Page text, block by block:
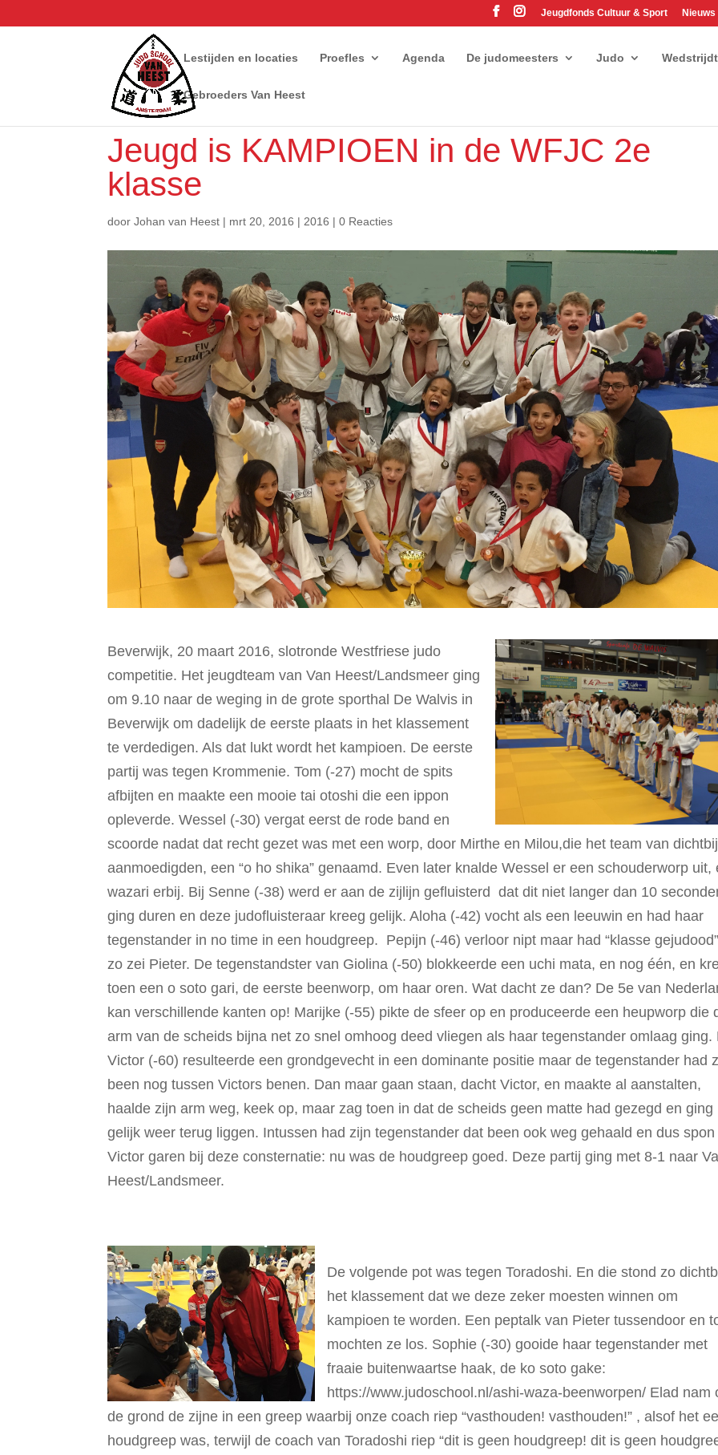
Jeugdfonds Cultuur & Sport Nieuws
Lestijden en locaties Proefles Agenda De judomeesters Judo
Gebroeders Van Heest
Jeugd is KAMPIOEN in de WFJC 2e
klasse
doorJohan van Heest | mrt 20, 2016 | 2016 |0 Reacties
Beverwijk, 20 maart 2016, slotronde Westfriese judo
competitie. Het jeugdteam van Van Heest/Landsmeer ging
om 9.10 naar de weging in de grote sporthal De Walvis in
Beverwijk om dadelijk de eerste plaats in het klassement
te verdedigen. Als dat lukt wordt het kampioen. De eerste
partij was tegen Krommenie. Tom (-27) mocht de spits
afbijten en maakte een mooie tai otoshi die een ippon
opleverde. Wessel (-30) vergat eerst de rode band en
scoorde nadat dat recht gezet was met een worp, door Mirthe en Milou,die het team van dichtbij
aanmoedigden, een “o ho shika” genaamd. Even later knalde Wessel er een schouderworp uit,
wazari erbij. Bij Senne (-38) werd er aan de zijlijn gefluisterd dat dit niet langer dan 10
ging duren en deze judofluisteraar kreeg gelijk. Aloha (-42) vocht als een leeuwin en had haar
tegenstander in no time in een houdgreep. Pepijn (-46) verloor nipt maar had “klasse
zo zei Pieter. De tegenstandster van Giolina (-50) blokkeerde een uchi mata, en nog één, en
toen een o soto gari, de eerste beenworp, om haar oren. Wat dacht ze dan? De 5e van
kan verschillende kanten op! Marijke (-55) pikte de sfeer op en produceerde een heupworp die
arm van de scheids bijna net zo snel omhoog deed vliegen als haar tegenstander omlaag ging.
Victor (-60) resulteerde een grondgevecht in een dominante positie maar de tegenstander had
been nog tussen Victors benen. Dan maar gaan staan, dacht Victor, en maakte al aanstalten,
haalde zijn arm weg, keek op, maar zag toen in dat de scheids geen matte had gezegd en ging
gelijk weer terug liggen. Intussen had zijn tegenstander dat been ook weg gehaald en dus spon
Victor garen bij deze consternatie: nu was de houdgreep goed. Deze partij ging met 8-1 naar
Heest/Landsmeer.
De volgende pot was tegen Toradoshi. En die stond zo
het klassement dat we deze zeker moesten winnen om
kampioen te worden. Een peptalk van Pieter tussendoor en
mochten ze los. Sophie (-30) gooide haar tegenstander met
fraaie buitenwaartse haak, de ko soto gake:
https://www.judoschool.nl/ashi-waza-beenworpen/ Elad nam
de grond de zijne in een greep waarbij onze coach riep “vasthouden! vasthouden!” , alsof het
houdgreep was, terwijl de coach van Toradoshi riep “dit is geen houdgreep! dit is geen